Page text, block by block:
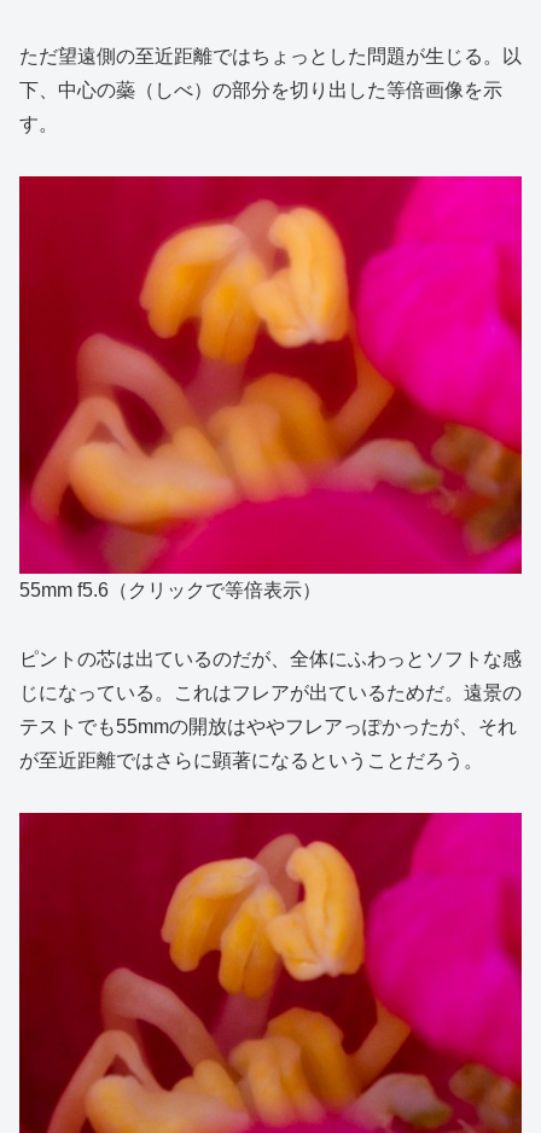
ただ望遠側の至近距離ではちょっとした問題が生じる。以
下、中心の蘂（しべ）の部分を切り出した等倍画像を示
す。
55mm f5.6（クリックで等倍表示）
ピントの芯は出ているのだが、全体にふわっとソフトな感
じになっている。これはフレアが出ているためだ。遠景の
テストでも55mmの開放はややフレアっぽかったが、それ
が至近距離ではさらに顕著になるということだろう。